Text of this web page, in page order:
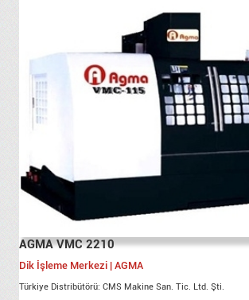
AGMA VMC 2210
Dik İşleme Merkezi | AGMA
Türkiye Distribütörü: CMS Makine San. Tic. Ltd. Şti.